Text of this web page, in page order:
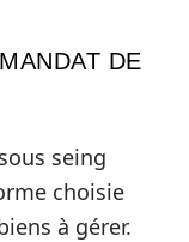
DE
seing
choisie
à gérer.